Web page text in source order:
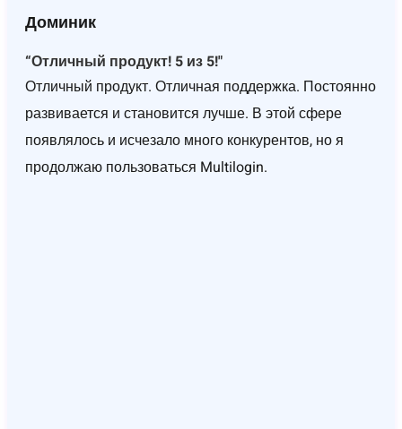
Доминик
“Отличный продукт! 5 из 5!"
Отличный продукт. Отличная поддержка. Постоянно
развивается и становится лучше. В этой сфере
появлялось и исчезало много конкурентов, но я
продолжаю пользоваться Multilogin.